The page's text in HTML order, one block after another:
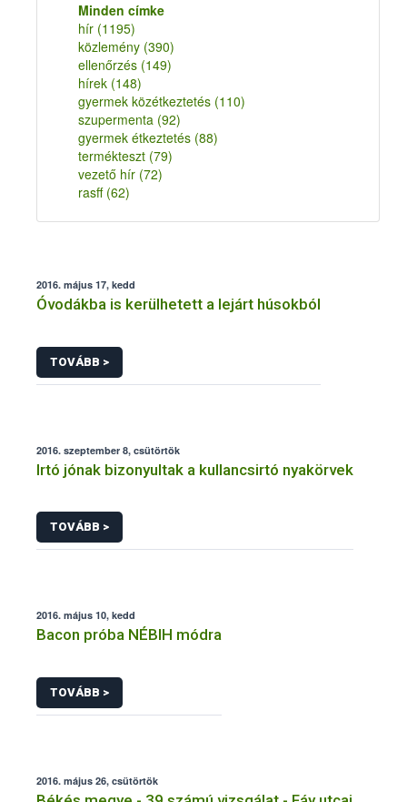
Minden címke
hír (1195)
közlemény (390)
ellenőrzés (149)
hírek (148)
gyermek közétkeztetés (110)
szupermenta (92)
gyermek étkeztetés (88)
termékteszt (79)
vezető hír (72)
rasff (62)
2016. május 17, kedd
Óvodákba is kerülhetett a lejárt húsokból
TOVÁBB >
2016. szeptember 8, csütörtök
Irtó jónak bizonyultak a kullancsirtó nyakörvek
TOVÁBB >
2016. május 10, kedd
Bacon próba NÉBIH módra
TOVÁBB >
2016. május 26, csütörtök